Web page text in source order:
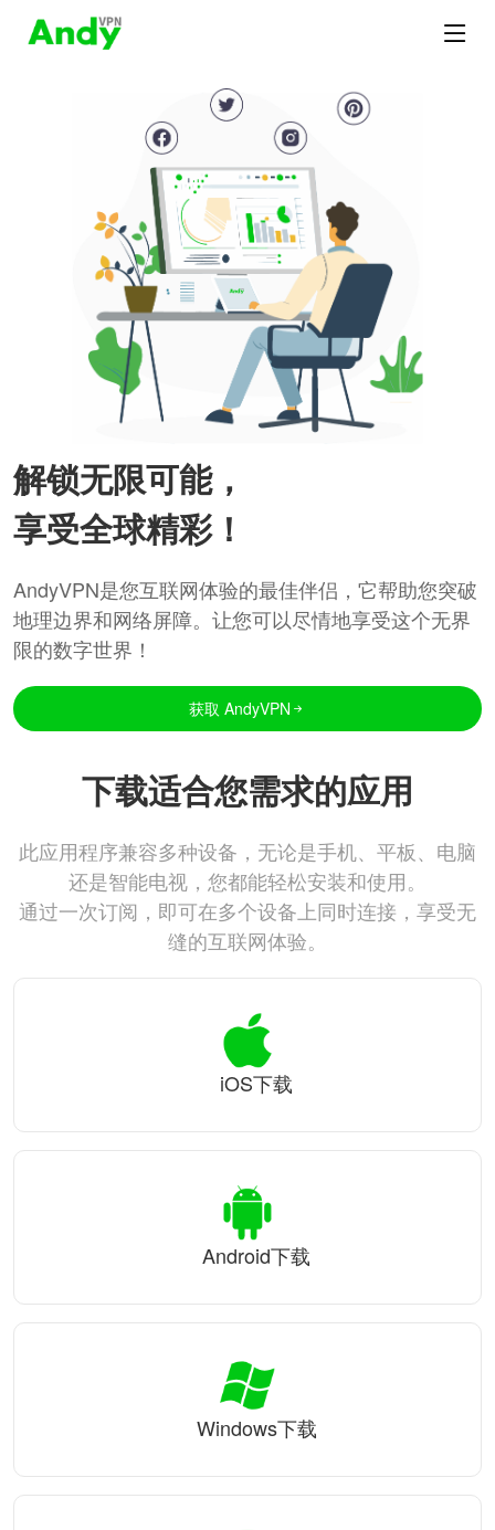
解锁无限可能，
享受全球精彩！
AndyVPN是您互联网体验的最佳伴侣，它帮助您突破
地理边界和网络屏障。让您可以尽情地享受这个无界
限的数字世界！
获取 AndyVPN
下载适合您需求的应用
此应用程序兼容多种设备，无论是手机、平板、电脑
还是智能电视，您都能轻松安装和使用。
通过一次订阅，即可在多个设备上同时连接，享受无
缝的互联网体验。
iOS下载
Android下载
Windows下载